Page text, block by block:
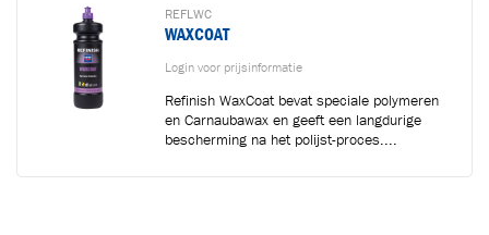
REFLWC
WAXCOAT
Login voor prijsinformatie
Refinish WaxCoat bevat speciale polymeren
en Carnaubawax en geeft een langdurige
bescherming na het polijst-proces....